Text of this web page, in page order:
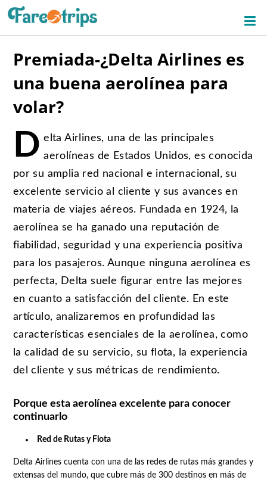
Premiada-¿Delta Airlines es
una buena aerolínea para
volar?
D elta Airlines, una de las principales
aerolíneas de Estados Unidos, es conocida
por su amplia red nacional e internacional, su
excelente servicio al cliente y sus avances en
materia de viajes aéreos. Fundada en 1924, la
aerolínea se ha ganado una reputación de
fiabilidad, seguridad y una experiencia positiva
para los pasajeros. Aunque ninguna aerolínea es
perfecta, Delta suele figurar entre las mejores
en cuanto a satisfacción del cliente. En este
artículo, analizaremos en profundidad las
características esenciales de la aerolínea, como
la calidad de su servicio, su flota, la experiencia
del cliente y sus métricas de rendimiento.
Porque esta aerolínea excelente para conocer
continuarlo
Red de Rutas y Flota
Delta Airlines cuenta con una de las redes de rutas más grandes y
extensas del mundo, que cubre más de 300 destinos en más de